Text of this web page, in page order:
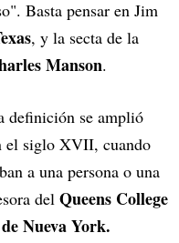
Basta pensar en Jim
, y la secta de la
Manson.
definición se amplió
el siglo XVII, cuando
a una persona o una
del Queens College
Nueva York.